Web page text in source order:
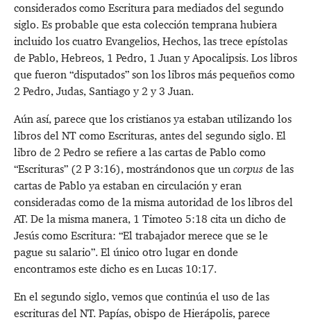
considerados como Escritura para mediados del segundo
siglo. Es probable que esta colección temprana hubiera
incluido los cuatro Evangelios, Hechos, las trece epístolas
de Pablo, Hebreos, 1 Pedro, 1 Juan y Apocalipsis. Los libros
que fueron “disputados” son los libros más pequeños como
2 Pedro, Judas, Santiago y 2 y 3 Juan.
Aún así, parece que los cristianos ya estaban utilizando los
libros del NT como Escrituras, antes del segundo siglo. El
libro de 2 Pedro se refiere a las cartas de Pablo como
“Escrituras” (2 P 3:16), mostrándonos que uncorpus de las
cartas de Pablo ya estaban en circulación y eran
consideradas como de la misma autoridad de los libros del
AT. De la misma manera, 1 Timoteo 5:18 cita un dicho de
Jesús como Escritura: “El trabajador merece que se le
pague su salario”. El único otro lugar en donde
encontramos este dicho es enLucas 10:17.
En el segundo siglo, vemos que continúa el uso de las
escrituras del NT. Papías, obispo de Hierápolis, parece